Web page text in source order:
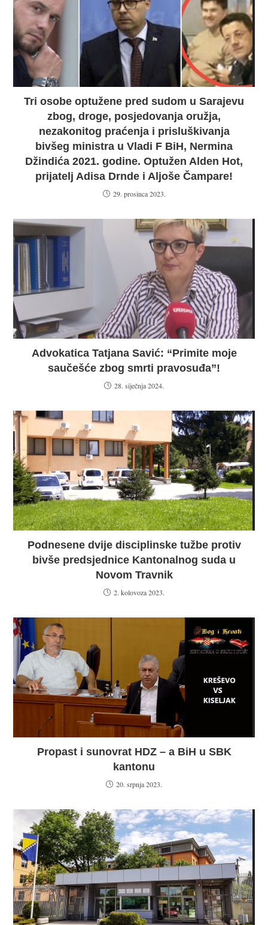
Tri osobe optužene pred sudom u Sarajevu
zbog, droge, posjedovanja oružja,
nezakonitog praćenja i prisluškivanja
bivšeg ministra u Vladi F BiH, Nermina
Džindića 2021. godine. Optužen Alden Hot,
prijatelj Adisa Drnde i Aljoše Čampare!
29. prosinca 2023.
Advokatica Tatjana Savić: “Primite moje
saučešće zbog smrti pravosuđa”!
28. siječnja 2024.
Podnesene dvije disciplinske tužbe protiv
bivše predsjednice Kantonalnog suda u
Novom Travnik
2. kolovoza 2023.
Propast i sunovrat HDZ – a BiH u SBK
kantonu
20. srpnja 2023.